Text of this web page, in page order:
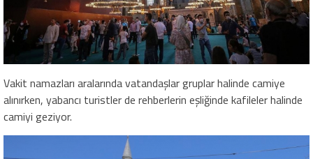
Vakit namazları aralarında vatandaşlar gruplar halinde camiye
alınırken, yabancı turistler de rehberlerin eşliğinde kafileler halinde
camiyi geziyor.